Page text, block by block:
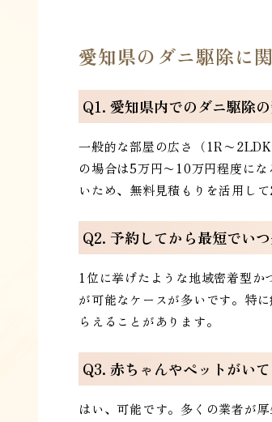
愛知県のダニ駆除に
Q1. 愛知県内でのダニ駆除
一般的な部屋の広さ（1R〜
の場合は5万円〜10万円程度に
いため、無料見積もりを活用し
Q2. 予約してから最短でい
1位に挙げたような地域密着型
が可能なケースが多いです。特
らえることがあります。
Q3. 赤ちゃんやペットがい
はい、可能です。多くの業者が